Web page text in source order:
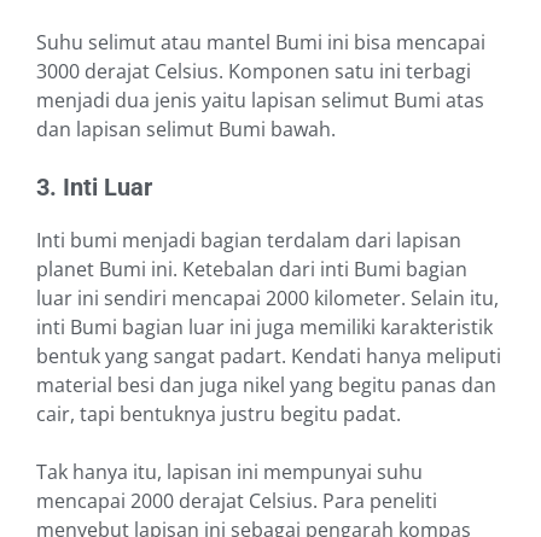
Suhu selimut atau mantel Bumi ini bisa mencapai
3000 derajat Celsius. Komponen satu ini terbagi
menjadi dua jenis yaitu lapisan selimut Bumi atas
dan lapisan selimut Bumi bawah.
3. Inti Luar
Inti bumi menjadi bagian terdalam dari lapisan
planet Bumi ini. Ketebalan dari inti Bumi bagian
luar ini sendiri mencapai 2000 kilometer. Selain itu,
inti Bumi bagian luar ini juga memiliki karakteristik
bentuk yang sangat padart. Kendati hanya meliputi
material besi dan juga nikel yang begitu panas dan
cair, tapi bentuknya justru begitu padat.
Tak hanya itu, lapisan ini mempunyai suhu
mencapai 2000 derajat Celsius. Para peneliti
menyebut lapisan ini sebagai pengarah kompas